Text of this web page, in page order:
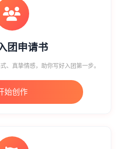
团申请书
、真挚情感，助你写好入团第一步。
始创作